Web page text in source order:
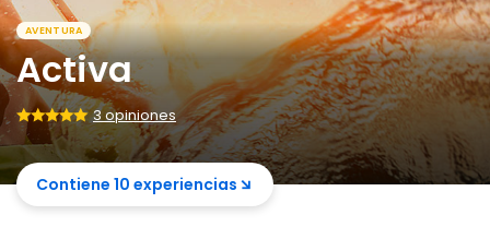
AVENTURA
Activa
3 opiniones
Contiene 10 experiencias